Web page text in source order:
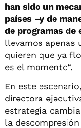
han sido un
países –y de
de programas de
llevamos apenas
quieren que ya
es el momento“.
En este escenario,
directora
estrategia
la